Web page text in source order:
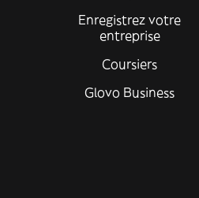
Enregistrez votre
entreprise
Coursiers
Glovo Business